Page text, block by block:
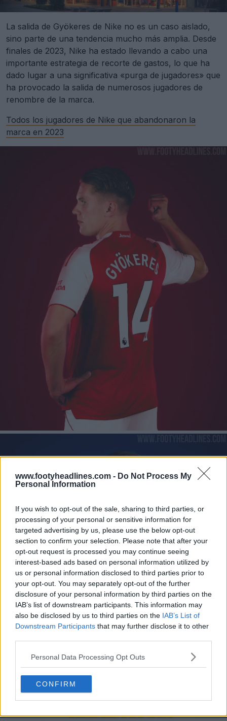
www.footyheadlines.com - Do Not Process My
Personal Information
If you wish to opt-out of the sale, sharing to third parties, or
processing of your personal or sensitive information for
targeted advertising by us, please use the below opt-out
section to confirm your selection. Please note that after your
opt-out request is processed you may continue seeing
interest-based ads based on personal information utilized by
us or personal information disclosed to third parties prior to
your opt-out. You may separately opt-out of the further
disclosure of your personal information by third parties on the
IAB’s list of downstream participants. This information may
also be disclosed by us to third parties on the IAB’s List of
Downstream Participants that may further disclose it to other
Personal Data Processing Opt Outs
CONFIRM
La salida de Gyökeres de Nike no es un caso aislado,
sino parte de una tendencia mucho más amplia. Desde
finales de 2023, Nike ha estado llevando a cabo una
importante estrategia de recorte de gastos, lo que ha
dado lugar a una significativa «purga de jugadores» que
ha provocado la salida de numerosos jugadores de
renombre de la marca.
Todos los jugadores de Nike que abandonaron la
marca en 2023